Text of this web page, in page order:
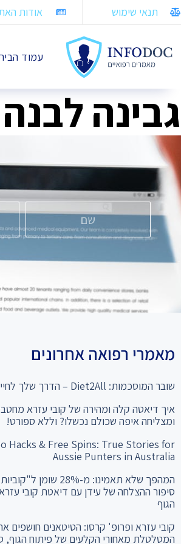
תנאי שימוש אודות
עמוד
גבינה לבנה 9% שומן, תנובה
מאמרי רפואה אחרונים
שובר המוסכמות: Diet2All – הדרך שלך לחיים חדשים
איך דיאטה קלה ומהירה של קובי עזרא
ומצליחה איפה שכולם נכשלו? וללא ספורט!
Hacks & Free Spins: True Stories for
Aussie Punters in Australia
המהפך שלא תאמינו: מ-28%
סיפור ההצלחה של עידן עם דיאטת קובי
הגוף
קובי עזרא ופרופ' קרסו: הטיטאנים חושפים
המטלטלת מאחורי הקלעים של פיתוח הגוף,